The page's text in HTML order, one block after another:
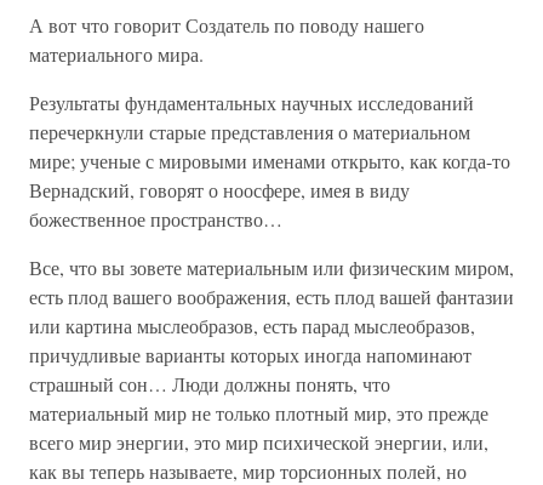
А вот что говорит Создатель по поводу нашего
материального мира.
Результаты фундаментальных научных исследований
перечеркнули старые представления о материальном
мире; ученые с мировыми именами открыто, как когда-то
Вернадский, говорят о ноосфере, имея в виду
божественное пространство…
Все, что вы зовете материальным или физическим миром,
есть плод вашего воображения, есть плод вашей фантазии
или картина мыслеобразов, есть парад мыслеобразов,
причудливые варианты которых иногда напоминают
страшный сон… Люди должны понять, что
материальный мир не только плотный мир, это прежде
всего мир энергии, это мир психической энергии, или,
как вы теперь называете, мир торсионных полей, но